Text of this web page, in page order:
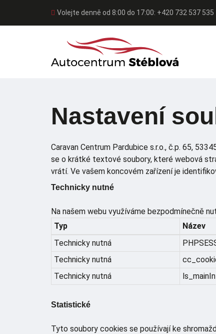
Volejte denně od 8:00 do 17:00: +420 732 537 535
Nastavení
Caravan Centrum Pardubice s.r.o., č.p. 65,
se o krátké textové soubory, které webová
vrátí. Ve vašem koncovém zařízení je
Technicky nutné
Na našem webu využíváme bezpodmínečně
Typ
Název
Technicky nutná
Technicky nutná
Technicky nutná
Statistické
Tyto soubory cookies se používají ke